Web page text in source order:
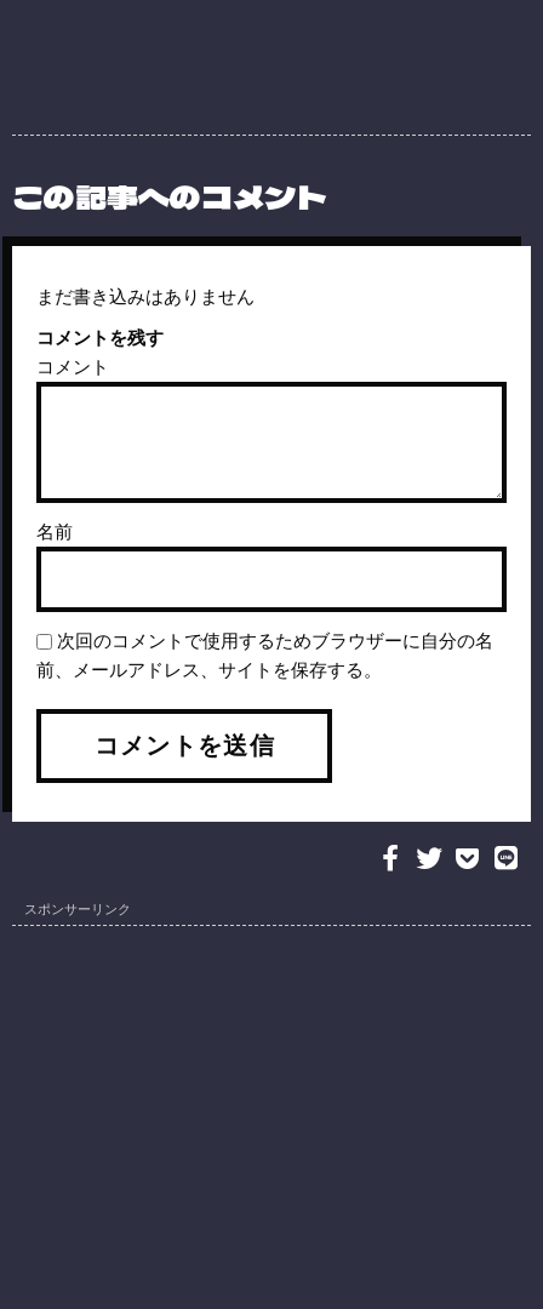
この記事へのコメント
まだ書き込みはありません
コメントを残す
コメント
名前
次回のコメントで使用するためブラウザーに自分の名
前、メールアドレス、サイトを保存する。